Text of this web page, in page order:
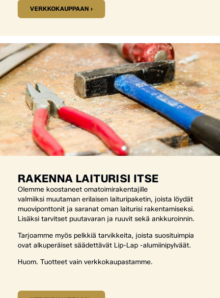
VERKKOKAUPPAAN ›
RAKENNA LAITURISI ITSE
Olemme koostaneet omatoimirakentajille
valmiiksi muutaman erilaisen laituripaketin, joista löydät
muoviponttonit ja saranat oman laiturisi rakentamiseksi.
Lisäksi tarvitset puutavaran ja ruuvit sekä ankkuroinnin.
Tarjoamme myös pelkkiä tarvikkeita, joista suosituimpia
ovat alkuperäiset säädettävät Lip-Lap -alumiinipylväät.
Huom. Tuotteet vain verkkokaupastamme.